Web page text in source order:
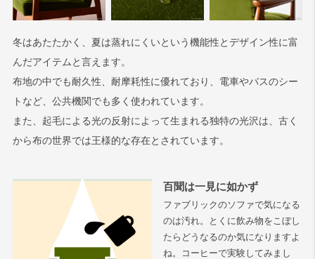
冬はあたたかく、夏は蒸れにくいという機能性とデザイン性に富
んだアイテムと言えます。
布地の中でも耐久性、耐摩耗性に優れており、電車やバスのシー
トなど、公共機関でも多く使われています。
また、起毛による光の反射によって生まれる独特の光沢は、古く
から布の世界では王様的な存在とされています。
百聞は一見に如かず
ファブリックのソファで気になる
のは汚れ。とくに飲み物をこぼし
たらどうなるのか気になりますよ
ね。コーヒーで実験してみまし